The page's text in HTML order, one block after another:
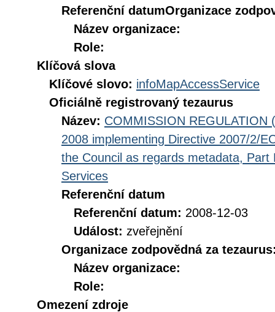
Referenční datumOrganizace
Název organizace:
Role:
Klíčová slova
Klíčové slovo: infoMapAccessService
Oficiálně registrovaný tezaurus
Název: COMMISSION REGULATION
2008 implementing Directive 2007/2/
the Council as regards metadata,
Services
Referenční datum
Referenční datum: 2008-12-03
Událost: zveřejnění
Organizace zodpovědná za
Název organizace:
Role:
Omezení zdroje